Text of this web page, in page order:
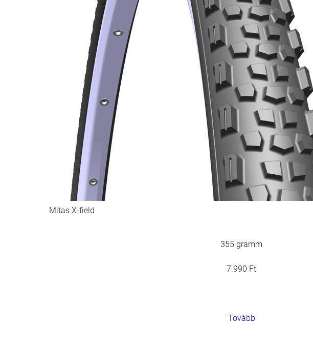
Mitas X-field
355 gramm
7.990 Ft
Tovább